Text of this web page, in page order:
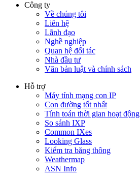
Công ty
Về chúng tôi
Liên hệ
Lãnh đạo
Nghề nghiệp
Quan hệ đối tác
Nhà đầu tư
Văn bản luật và chính sách
Hỗ trợ
Máy tính mạng con IP
Con đường tốt nhất
Tính toán thời gian hoạt động
So sánh IXP
Common IXes
Looking Glass
Kiểm tra băng thông
Weathermap
ASN Info